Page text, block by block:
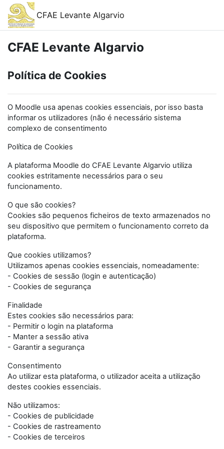
Skip to main content
CFAE Levante Algarvio
CFAE Levante Algarvio
Política de Cookies
O Moodle usa apenas cookies essenciais, por isso basta
informar os utilizadores (não é necessário sistema
complexo de consentimento
Política de Cookies
A plataforma Moodle do CFAE Levante Algarvio utiliza
cookies estritamente necessários para o seu
funcionamento.
O que são cookies?
Cookies são pequenos ficheiros de texto armazenados no
seu dispositivo que permitem o funcionamento correto da
plataforma.
Que cookies utilizamos?
Utilizamos apenas cookies essenciais, nomeadamente:
- Cookies de sessão (login e autenticação)
- Cookies de segurança
Finalidade
Estes cookies são necessários para:
- Permitir o login na plataforma
- Manter a sessão ativa
- Garantir a segurança
Consentimento
Ao utilizar esta plataforma, o utilizador aceita a utilização
destes cookies essenciais.
Não utilizamos:
- Cookies de publicidade
- Cookies de rastreamento
- Cookies de terceiros